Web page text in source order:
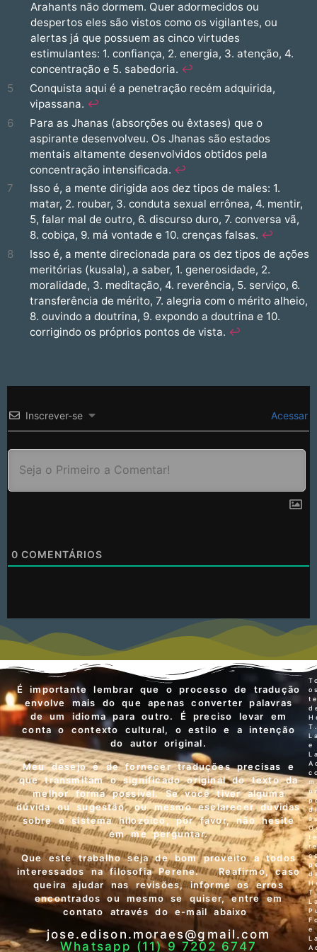
Arahants não dormem. Quer adormecidos ou
despertos eles são vistos como os vigilantes, ou
alertas já que possuem as cinco virtudes
estimulantes: 1. confiança, 2. energia, 3. atenção, 4.
concentração e 5. sabedoria. ↩︎
5
Conquista aqui é a penetração recém adquirida,
vipassana. ↩︎
6
Para as Jhanas (absorções ou êxtases) que o
aspirante desenvolveu. Os Jhanas são estados
mentais altamente desenvolvidos obtidos pela
concentração intensificada. ↩︎
7
Isso é, a mente dirigida aos dez tipos de males: 1.
matar, 2. roubar, 3. conduta sexual errônea, 4. mentir,
5, falar mal de outro, 6. discurso duro, 7. conversa vã,
8. cobiça, 9. má vontade e 10. crenças falsas. ↩︎
8
Isso é, a mente direcionada para os dez tipos de ações
meritórias (kusala), a saber, 1. generosidade, 2.
moralidade, 3. meditação, 4. reverência, 5. serviço, 6.
transferência de mérito, 7. alegria com o mérito alheio,
8. ouvindo a doutrina, 9. expondo a doutrina e 10.
corrigindo os próprios pontos de vista. ↩︎
Inscrever-se Acessar
0 COMENTÁRIOS
É importante lembrar que o processo de tradução
envolve mais do que apenas converter palavras
de um idioma para outro. É preciso levar em
conta o contexto cultural, o estilo e a intenção
do autor original.
Meu desejo é de fornecer traduções precisas e
que transmitam o significado original do texto da
melhor forma possível. Se você tiver alguma
dúvida ou sugestão, ou mesmo esclarecer dúvidas
sobre o sistema hilozóico, por favor, não hesite
em me perguntar.
Que este trabalho seja de bom proveito a todos
interessados na filosofia Perene. Reafirmo, caso
queira ajudar nas revisões, informe os erros
encontrados ou mesmo se quiser, entre em
contato através do e-mail abaixo
jose.edison.moraes@gmail.com
Whatsapp (11) 9 7202 6747
e
e